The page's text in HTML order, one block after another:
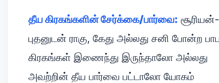
தீய கிரகங்களின் சேர்க்கை/பார்வை: சூரியன்-
புதனுடன் ராகு, கேது அல்லது சனி போன்ற
கிரகங்கள் இணைந்து இருந்தாலோ அல்லது
அவற்றின் தீய பார்வை பட்டாலோ யோகம்